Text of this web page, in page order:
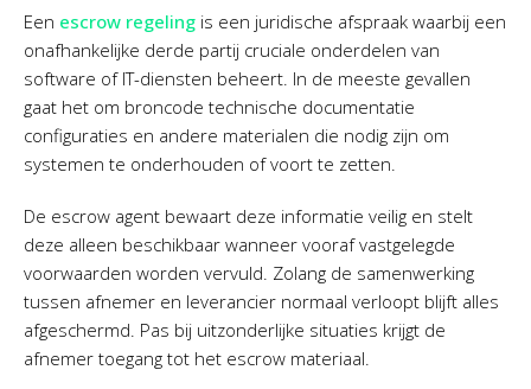
Een escrow regeling is een juridische afspraak waarbij een
onafhankelijke derde partij cruciale onderdelen van
software of IT-diensten beheert. In de meeste gevallen
gaat het om broncode technische documentatie
configuraties en andere materialen die nodig zijn om
systemen te onderhouden of voort te zetten.
De escrow agent bewaart deze informatie veilig en stelt
deze alleen beschikbaar wanneer vooraf vastgelegde
voorwaarden worden vervuld. Zolang de samenwerking
tussen afnemer en leverancier normaal verloopt blijft alles
afgeschermd. Pas bij uitzonderlijke situaties krijgt de
afnemer toegang tot het escrow materiaal.